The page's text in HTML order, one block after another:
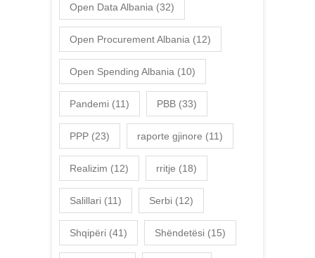
Open Data Albania (32)
Open Procurement Albania (12)
Open Spending Albania (10)
Pandemi (11) PBB (33)
PPP (23) raporte gjinore (11)
Realizim (12) rritje (18)
Salillari (11) Serbi (12)
Shqipëri (41) Shëndetësi (15)